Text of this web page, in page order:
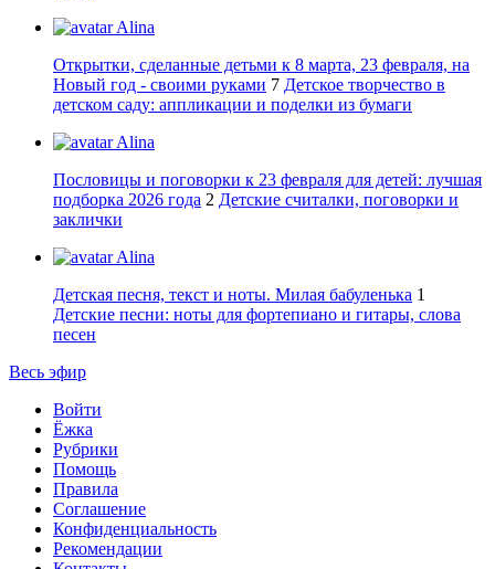
Alina
Открытки, сделанные детьми к 8 марта, 23 февраля, на
Новый год - своими руками 7 Детское творчество в
детском саду: аппликации и поделки из бумаги
Alina
Пословицы и поговорки к 23 февраля для детей: лучшая
подборка 2026 года 2 Детские считалки, поговорки и
заклички
Alina
Детская песня, текст и ноты. Милая бабуленька 1
Детские песни: ноты для фортепиано и гитары, слова
песен
Весь эфир
Войти
Ёжка
Рубрики
Помощь
Правила
Соглашение
Конфиденциальность
Рекомендации